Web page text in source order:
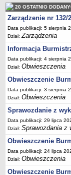
Zarządzenia
Ogłoszenia
Opłaty i podatki
Programy i inne
Taryfy dla
Raport o stanie
Zabytki gminne
PLANY, STUDIUM
PRZESTRZENNEGO
0_Studium
Plan ogólny
20 OSTATNIO
Zarządzenie nr
Data publikacji: 5 sierpnia
Dział:Zarządzenia
Informacja
Data publikacji: 4 sierpnia
Dział:Obwieszczenia
Obwieszczenie
Data publikacji: 3 sierpnia
Dział:Obwieszczenia
Sprawozdanie z
Data publikacji: 29 lipca
Dział:Sprawozdania z
Obwieszczenie
Data publikacji: 24 lipca
Dział:Obwieszczenia
Obwieszczenie